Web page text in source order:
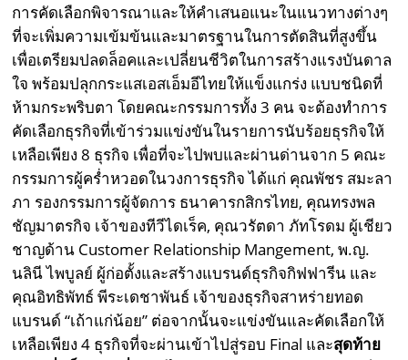
การคัดเลือกพิจารณาและให้คำเสนอแนะในแนวทางต่างๆ
ที่จะเพิ่มความเข้มข้นและมาตรฐานในการตัดสินที่สูงขึ้น
เพื่อเตรียมปลดล็อคและเปลี่ยนชีวิตในการสร้างแรงบันดาล
ใจ พร้อมปลุกกระแสเอสเอ็มอีไทยให้แข็งแกร่ง แบบชนิดที่
ห้ามกระพริบตา โดยคณะกรรมการทั้ง 3 คน จะต้องทำการ
คัดเลือกธุรกิจที่เข้าร่วมแข่งขันในรายการนับร้อยธุรกิจให้
เหลือเพียง 8 ธุรกิจ เพื่อที่จะไปพบและผ่านด่านจาก 5 คณะ
กรรมการผู้คร่ำหวอดในวงการธุรกิจ ได้แก่ คุณพัชร สมะลา
ภา รองกรรมการผู้จัดการ ธนาคารกสิกรไทย, คุณทรงพล
ชัญมาตรกิจ เจ้าของทีวีไดเร็ค, คุณวรัตดา ภัทโรดม ผู้เชียว
ชาญด้าน Customer Relationship Mangement, พ.ญ.
นลินี ไพบูลย์ ผู้ก่อตั้งและสร้างแบรนด์ธุรกิจกิฟฟารีน และ
คุณอิทธิพัทธ์ พีระเดชาพันธ์ เจ้าของธุรกิจสาหร่ายทอด
แบรนด์ “เถ้าแก่น้อย” ต่อจากนั้นจะแข่งขันและคัดเลือกให้
เหลือเพียง 4 ธุรกิจที่จะผ่านเข้าไปสู่รอบ Final และสุดท้าย